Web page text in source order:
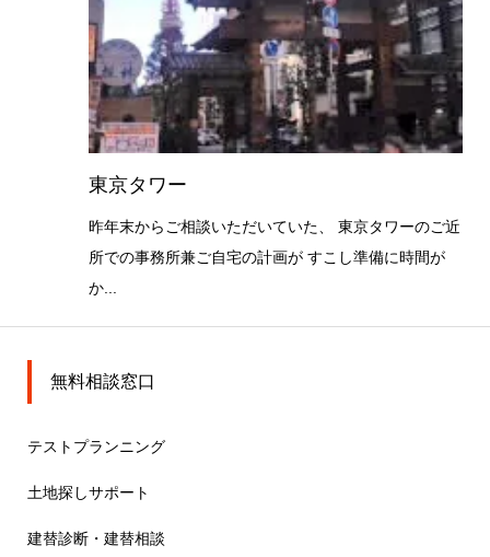
東京タワー
昨年末からご相談いただいていた、 東京タワーのご近
所での事務所兼ご自宅の計画が すこし準備に時間が
か...
無料相談窓口
テストプランニング
土地探しサポート
建替診断・建替相談